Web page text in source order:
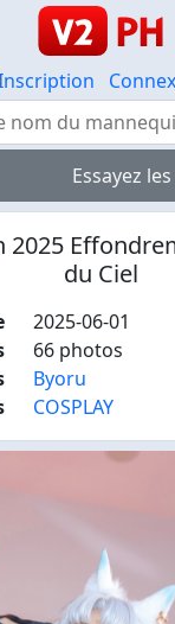
Essayez
2025
du Ciel
2025-06-01
66 photos
Byoru
COSPLAY